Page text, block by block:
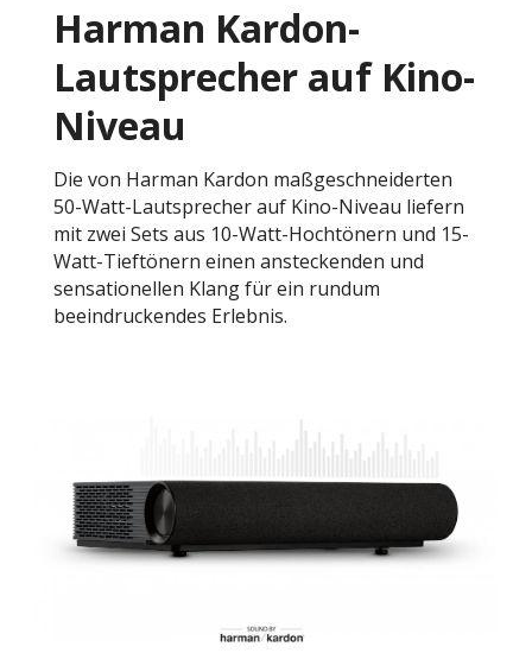
Harman Kardon-
Lautsprecher auf Kino-
Niveau
Die von Harman Kardon maßgeschneiderten
50-Watt-Lautsprecher auf Kino-Niveau liefern
mit zwei Sets aus 10-Watt-Hochtönern und 15-
Watt-Tieftönern einen ansteckenden und
sensationellen Klang für ein rundum
beeindruckendes Erlebnis.